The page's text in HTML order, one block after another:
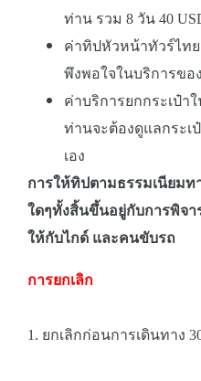
ท่าน รวม 8 วัน 40
ค่าทิปหัวหน้าทัวร์ไท
พึงพอใจในบริการขอ
ค่าบริการยกกระเป๋า
ท่านจะต้องดูแลกระ
เอง
การให้ทิปตามธรรมเนียม
ใดๆทั้งสิ้นขึ้นอยู่กับการพิจา
ให้กับไกด์ และคนขับรถ
การยกเลิก
1. ยกเลิกก่อนการเดินทาง